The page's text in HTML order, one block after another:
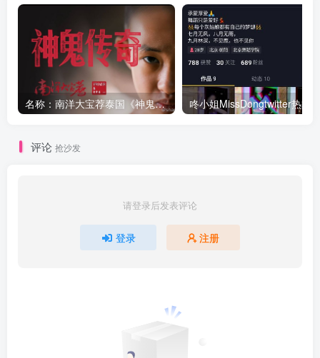
名称：南洋大宝荐泰国《神鬼传奇》上 咚小姐MissDongtwitter热舞
评论 抢沙发
请登录后发表评论
登录 注册